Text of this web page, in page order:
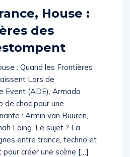
House :
des
: Quand les Frontières
Lors de
Event (ADE), Armada
de choc pour une
: Armin van Buuren,
Laing. Le sujet ? La
entre trance, techno et
pour créer une scène […]